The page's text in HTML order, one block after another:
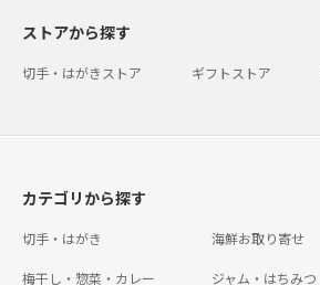
ストアから探す
切手・はがきストア ギフトストア
カテゴリから探す
切手・はがき 海鮮お取り寄せ
梅干し・惣菜・カレー ジャム・はちみつ